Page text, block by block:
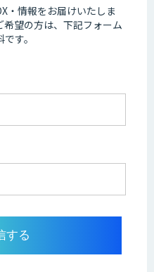
・情報をお届けいたしま
望の方は、下記フォーム
す。